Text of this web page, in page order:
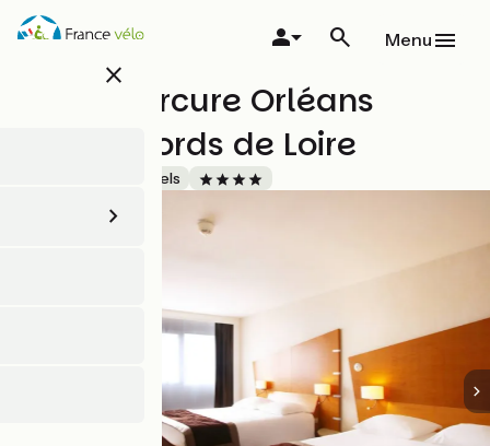
Aller
au
close
Menu
Hôtel Mercure Orléans
Centre Bords de Loire
Hôtels